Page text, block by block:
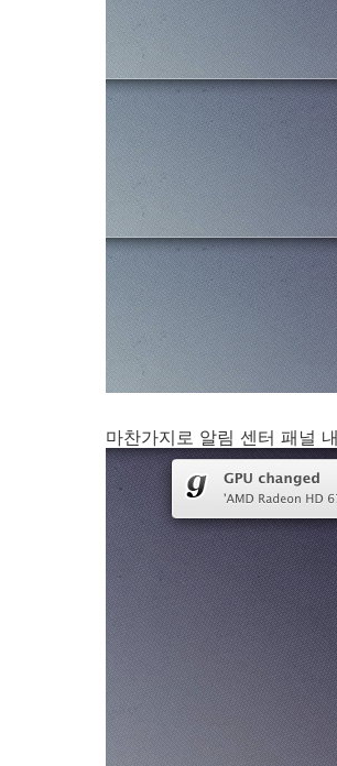
마찬가지로 알림 센터 패널